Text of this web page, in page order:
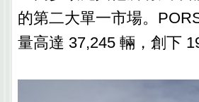
的第二大單一市場。
量高達 37,245 輛，創下